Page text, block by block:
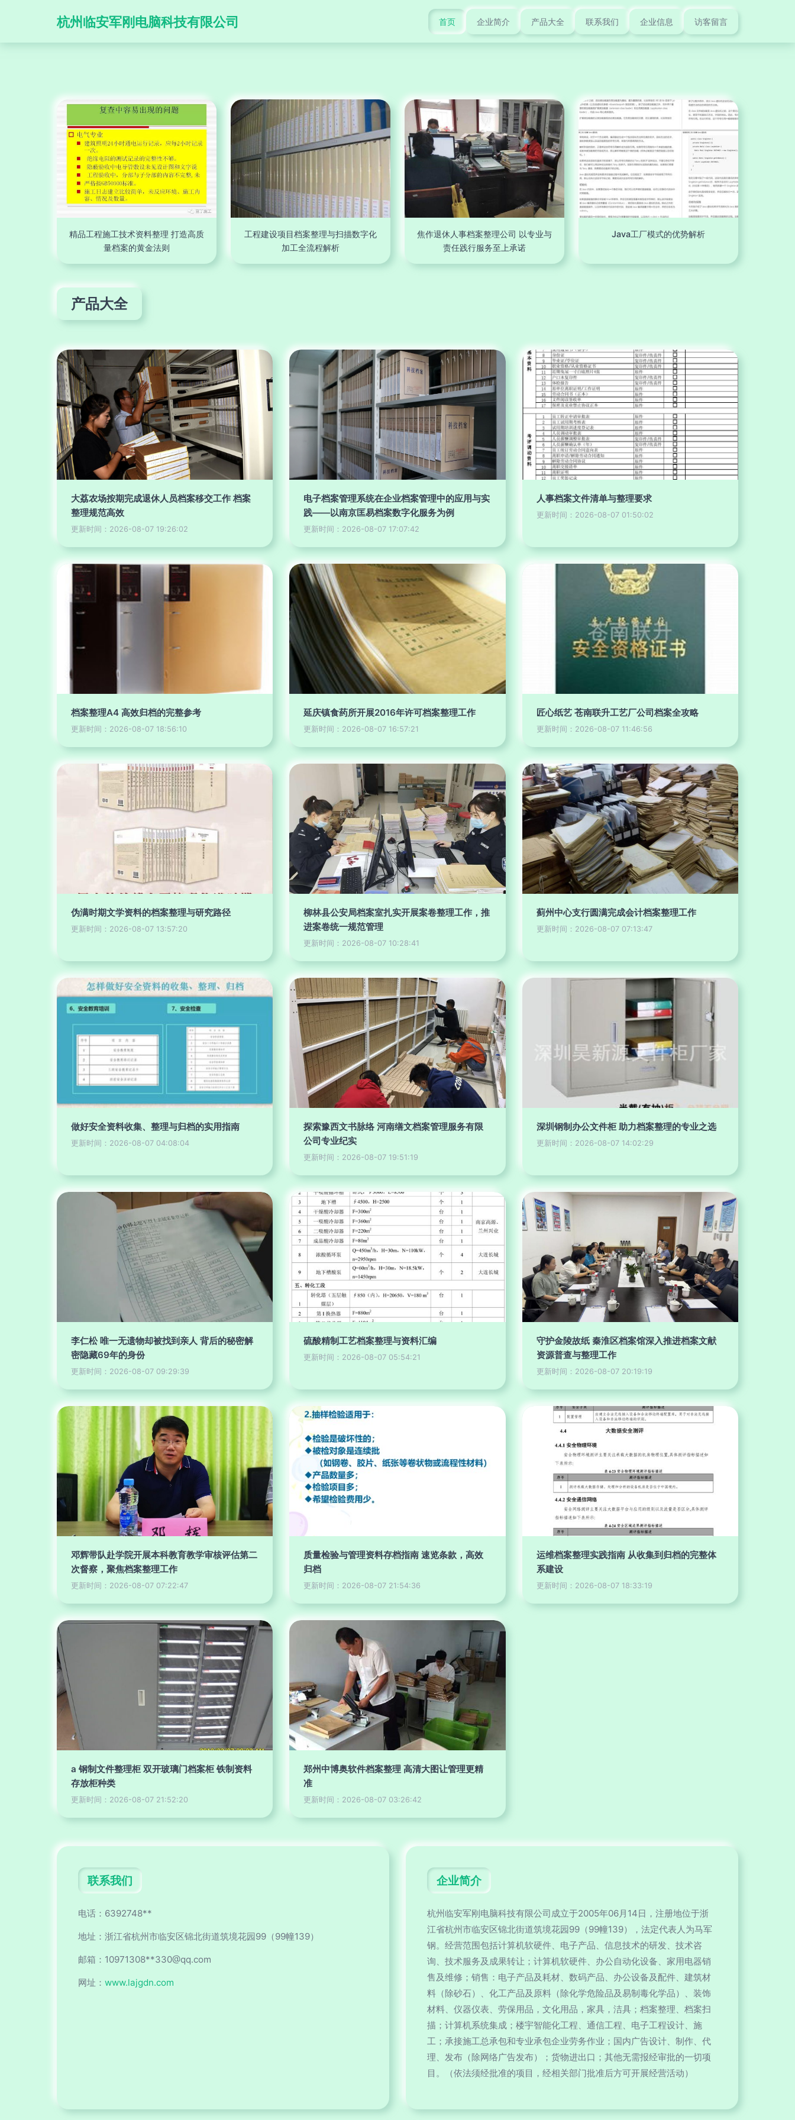
杭州临安军刚电脑科技有限公司 首页 企业简介 产品大全 联系我们 企业信息 访客留言
精品工程施工技术资料整理 打造高质
量档案的黄金法则
工程建设项目档案整理与扫描数字化
加工全流程解析
焦作退休人事档案整理公司 以专业与
责任践行服务至上承诺
Java工厂模式的优势解析
产品大全
大荔农场按期完成退休人员档案移交工作 档案
整理规范高效
更新时间：2026-08-07 19:26:02
电子档案管理系统在企业档案管理中的应用与实
践——以南京匡易档案数字化服务为例
更新时间：2026-08-07 17:07:42
人事档案文件清单与整理要求
更新时间：2026-08-07 01:50:02
档案整理A4 高效归档的完整参考
更新时间：2026-08-07 18:56:10
延庆镇食药所开展2016年许可档案整理工作
更新时间：2026-08-07 16:57:21
匠心纸艺 苍南联升工艺厂公司档案全攻略
更新时间：2026-08-07 11:46:56
伪满时期文学资料的档案整理与研究路径
更新时间：2026-08-07 13:57:20
柳林县公安局档案室扎实开展案卷整理工作，推
进案卷统一规范管理
更新时间：2026-08-07 10:28:41
蓟州中心支行圆满完成会计档案整理工作
更新时间：2026-08-07 07:13:47
做好安全资料收集、整理与归档的实用指南
更新时间：2026-08-07 04:08:04
探索豫西文书脉络 河南缮文档案管理服务有限
公司专业纪实
更新时间：2026-08-07 19:51:19
深圳钢制办公文件柜 助力档案整理的专业之选
更新时间：2026-08-07 14:02:29
李仁松 唯一无遗物却被找到亲人 背后的秘密解
密隐藏69年的身份
更新时间：2026-08-07 09:29:39
硫酸精制工艺档案整理与资料汇编
更新时间：2026-08-07 05:54:21
守护金陵故纸 秦淮区档案馆深入推进档案文献
资源普查与整理工作
更新时间：2026-08-07 20:19:19
邓辉带队赴学院开展本科教育教学审核评估第二
次督察，聚焦档案整理工作
更新时间：2026-08-07 07:22:47
质量检验与管理资料存档指南 速览条款，高效
归档
更新时间：2026-08-07 21:54:36
运维档案整理实践指南 从收集到归档的完整体
系建设
更新时间：2026-08-07 18:33:19
a 钢制文件整理柜 双开玻璃门档案柜 铁制资料
存放柜种类
更新时间：2026-08-07 21:52:20
郑州中博奥软件档案整理 高清大图让管理更精
准
更新时间：2026-08-07 03:26:42
联系我们
电话：6392748**
地址：浙江省杭州市临安区锦北街道筑境花园99（99幢139）
邮箱：10971308**330@qq.com
网址： www.lajgdn.com
企业简介
杭州临安军刚电脑科技有限公司成立于2005年06月14日，注册地位于浙
江省杭州市临安区锦北街道筑境花园99（99幢139），法定代表人为马军
钢。经营范围包括计算机软硬件、电子产品、信息技术的研发、技术咨
询、技术服务及成果转让；计算机软硬件、办公自动化设备、家用电器销
售及维修；销售：电子产品及耗材、数码产品、办公设备及配件、建筑材
料（除砂石）、化工产品及原料（除化学危险品及易制毒化学品）、装饰
材料、仪器仪表、劳保用品，文化用品，家具，洁具；档案整理、档案扫
描；计算机系统集成；楼宇智能化工程、通信工程、电子工程设计、施
工；承接施工总承包和专业承包企业劳务作业；国内广告设计、制作、代
理、发布（除网络广告发布）；货物进出口；其他无需报经审批的一切项
目。（依法须经批准的项目，经相关部门批准后方可开展经营活动）